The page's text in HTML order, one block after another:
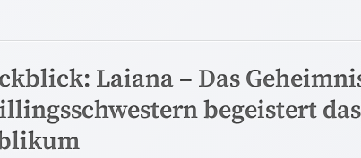
Laiana – Das
begeistert das